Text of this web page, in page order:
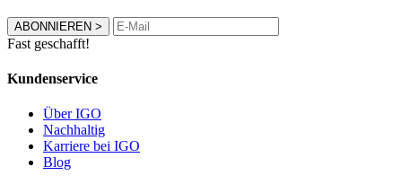
ABONNIEREN >
Fast geschafft!
Kundenservice
Über IGO
Nachhaltig
Karriere bei IGO
Blog